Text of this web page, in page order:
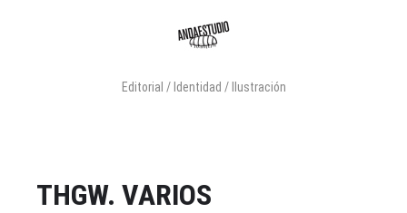
Editorial / Identidad / Ilustración
THGW. VARIOS